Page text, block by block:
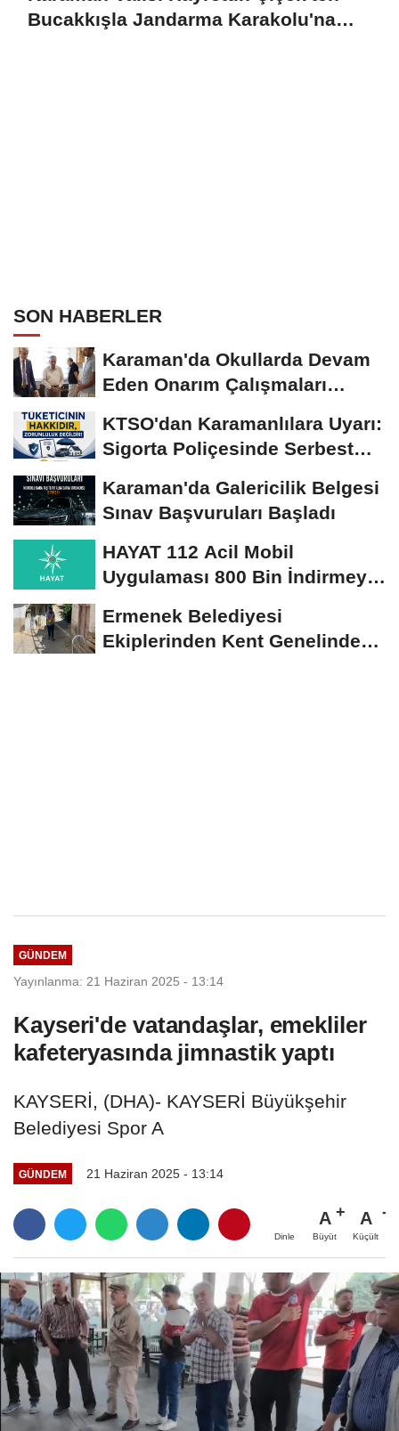
Bucakkışla Jandarma Karakolu'na
SON HABERLER
Karaman'da Okullarda Devam
Eden Onarım Çalışmaları
KTSO'dan Karamanlılara Uyarı:
Sigorta Poliçesinde Serbest
Karaman'da Galericilik Belgesi
Sınav Başvuruları Başladı
HAYAT 112 Acil Mobil
Uygulaması 800 Bin İndirmeyi
Ermenek Belediyesi
Ekiplerinden Kent Genelinde
GÜNDEM
Yayınlanma: 21 Haziran 2025 - 13:14
Kayseri'de vatandaşlar, emekliler
kafeteryasında jimnastik yaptı
KAYSERİ, (DHA)- KAYSERİ Büyükşehir
Belediyesi Spor A
GÜNDEM 21 Haziran 2025 - 13:14
Dinle
A
Büyüt
A
Küçült